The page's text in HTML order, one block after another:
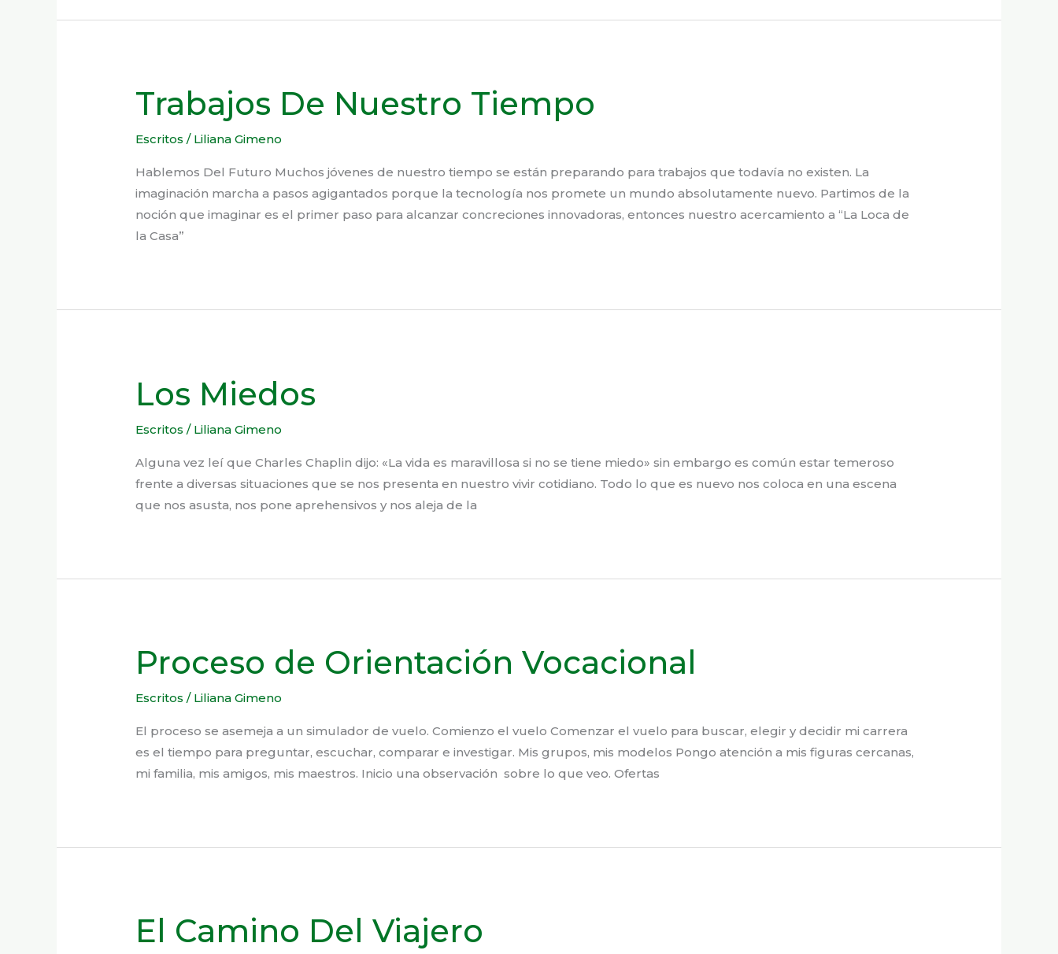
Trabajos De Nuestro Tiempo
Escritos / Liliana Gimeno
Hablemos Del Futuro Muchos jóvenes de nuestro tiempo se están preparando para trabajos que todavía no existen. La
imaginación marcha a pasos agigantados porque la tecnología nos promete un mundo absolutamente nuevo. Partimos de la
noción que imaginar es el primer paso para alcanzar concreciones innovadoras, entonces nuestro acercamiento a “La Loca de
la Casa”
Los Miedos
Escritos / Liliana Gimeno
Alguna vez leí que Charles Chaplin dijo: «La vida es maravillosa si no se tiene miedo» sin embargo es común estar temeroso
frente a diversas situaciones que se nos presenta en nuestro vivir cotidiano. Todo lo que es nuevo nos coloca en una escena
que nos asusta, nos pone aprehensivos y nos aleja de la
Proceso de Orientación Vocacional
Escritos / Liliana Gimeno
El proceso se asemeja a un simulador de vuelo. Comienzo el vuelo Comenzar el vuelo para buscar, elegir y decidir mi carrera
es el tiempo para preguntar, escuchar, comparar e investigar. Mis grupos, mis modelos Pongo atención a mis figuras cercanas,
mi familia, mis amigos, mis maestros. Inicio una observación sobre lo que veo. Ofertas
El Camino Del Viajero